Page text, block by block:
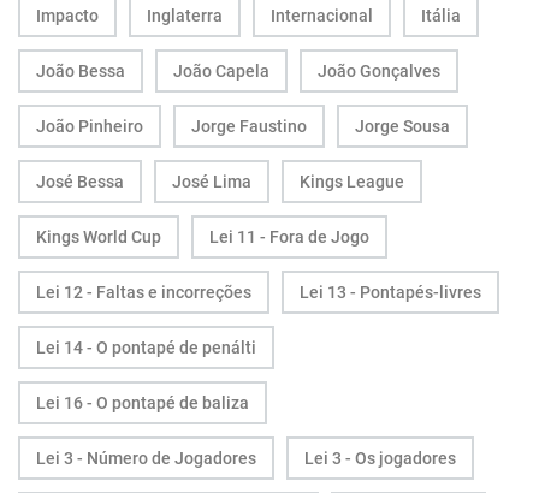
Impacto Inglaterra Internacional Itália
João Bessa João Capela João Gonçalves
João Pinheiro Jorge Faustino Jorge Sousa
José Bessa José Lima Kings League
Kings World Cup Lei 11 - Fora de Jogo
Lei 12 - Faltas e incorreções Lei 13 - Pontapés-livres
Lei 14 - O pontapé de penálti
Lei 16 - O pontapé de baliza
Lei 3 - Número de Jogadores Lei 3 - Os jogadores